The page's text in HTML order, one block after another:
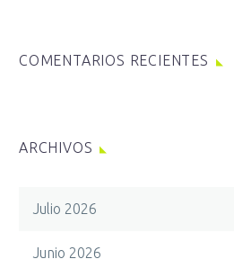
COMENTARIOS RECIENTES
ARCHIVOS
Julio 2026
Junio 2026